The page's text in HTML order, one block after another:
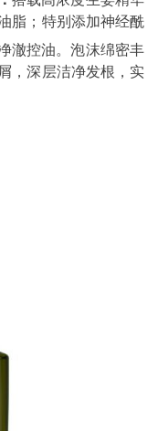
脂；特别添加神经酰
澈控油。泡沫绵密丰
，深层洁净发根，实